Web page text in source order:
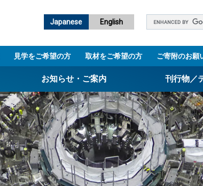
Japanese English
Google
ス
索
見学をご希望の方 取材をご希望の方 ご寄附のお願
お知らせ・ご案内 刊行物／
パンフレット
ニュースレター
設立5周年誌
図書館